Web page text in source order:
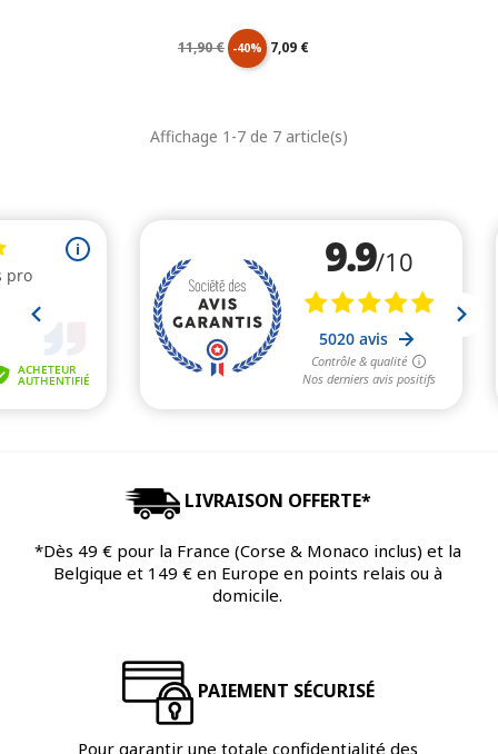
Prix
base
11,90 € -40% Prix
7,09 €
Affichage 1-7 de 7 article(s)
LIVRAISON OFFERTE*
*Dès 49 € pour la France (Corse & Monaco inclus) et la
Belgique et 149 € en Europe en points relais ou à
domicile.
PAIEMENT SÉCURISÉ
Pour garantir une totale confidentialité des